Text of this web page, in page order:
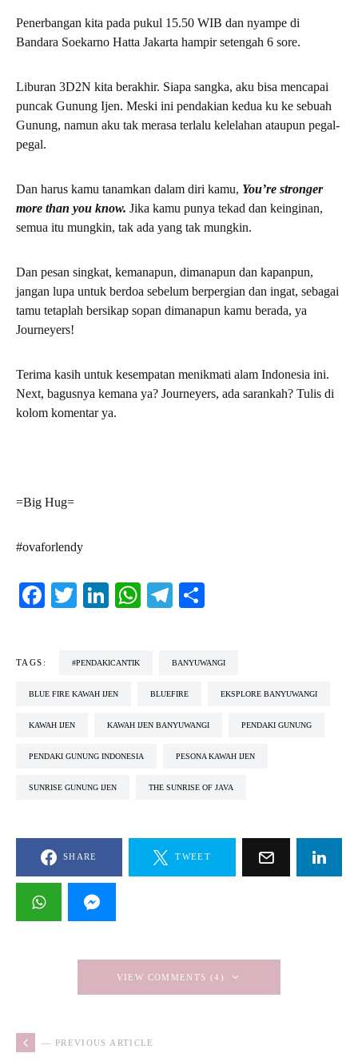
Penerbangan kita pada pukul 15.50 WIB dan nyampe di
Bandara Soekarno Hatta Jakarta hampir setengah 6 sore.
Liburan 3D2N kita berakhir. Siapa sangka, aku bisa mencapai
puncak Gunung Ijen. Meski ini pendakian kedua ku ke sebuah
Gunung, namun aku tak merasa terlalu kelelahan ataupun pegal-
pegal.
Dan harus kamu tanamkan dalam diri kamu, You’re stronger
more than you know. Jika kamu punya tekad dan keinginan,
semua itu mungkin, tak ada yang tak mungkin.
Dan pesan singkat, kemanapun, dimanapun dan kapanpun,
jangan lupa untuk berdoa sebelum berpergian dan ingat, sebagai
tamu tetaplah bersikap sopan dimanapun kamu berada, ya
Journeyers!
Terima kasih untuk kesempatan menikmati alam Indonesia ini.
Next, bagusnya kemana ya? Journeyers, ada sarankah? Tulis di
kolom komentar ya.
=Big Hug=
#ovaforlendy
Facebook
TwitterLinkedIn
WhatsApp
Telegram
TAGS: #PENDAKICANTIK BANYUWANGI
BLUE FIRE KAWAH IJEN BLUEFIRE EKSPLORE BANYUWANGI
KAWAH IJEN KAWAH IJEN BANYUWANGI PENDAKI GUNUNG
PENDAKI GUNUNG INDONESIA PESONA KAWAH IJEN
SUNRISE GUNUNG IJEN THE SUNRISE OF JAVA
SHARE TWEET
VIEW COMMENTS (4)
— PREVIOUS ARTICLE